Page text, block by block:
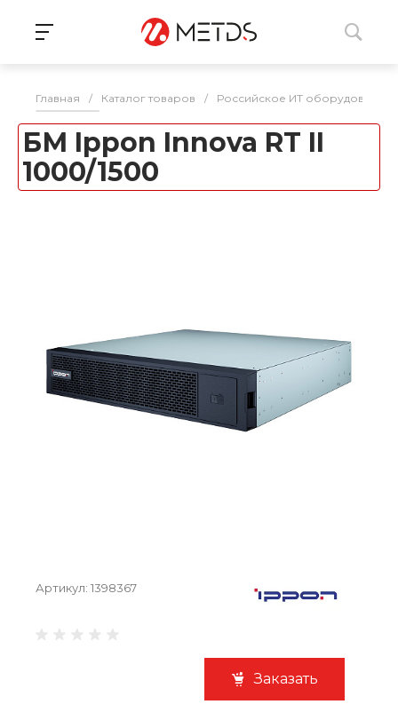
Главная / Каталог товаров / Российское ИТ оборудование
БМ Ippon Innova RT II
1000/1500
Артикул: 1398367
Заказать